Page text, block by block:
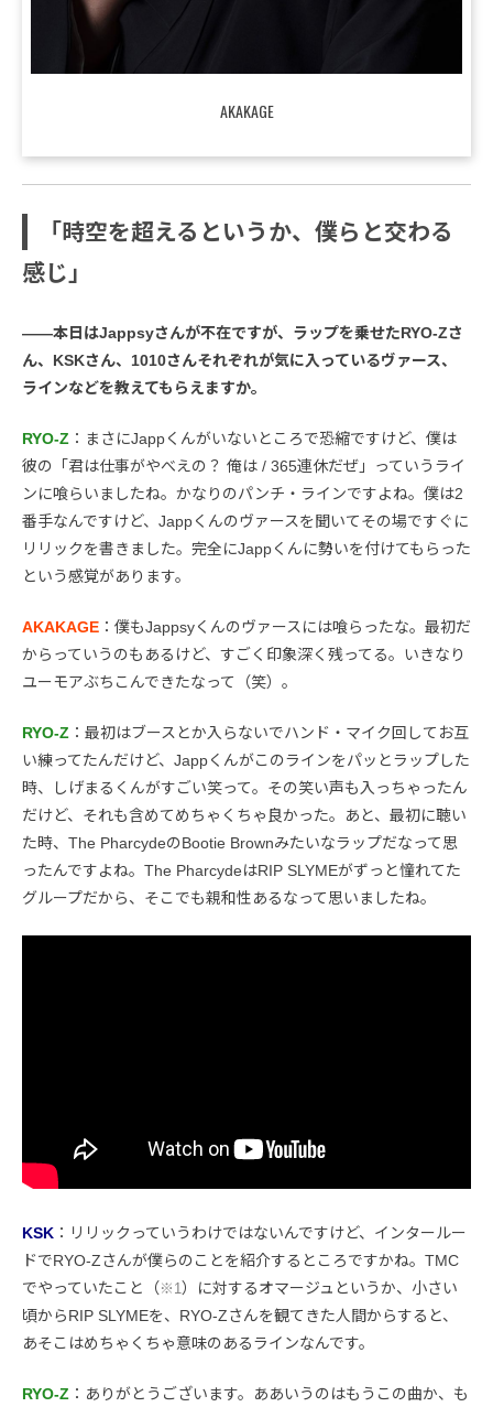
AKAKAGE
「時空を超えるというか、僕らと交わる
感じ」
――本日はJappsyさんが不在ですが、ラップを乗せたRYO-Zさ
ん、KSKさん、1010さんそれぞれが気に入っているヴァース、
ラインなどを教えてもらえますか。
RYO-Z ：まさにJappくんがいないところで恐縮ですけど、僕は
彼の「君は仕事がやべえの？ 俺は / 365連休だぜ」っていうライ
ンに喰らいましたね。かなりのパンチ・ラインですよね。僕は2
番手なんですけど、Jappくんのヴァースを聞いてその場ですぐに
リリックを書きました。完全にJappくんに勢いを付けてもらった
という感覚があります。
AKAKAGE ：僕もJappsyくんのヴァースには喰らったな。最初だ
からっていうのもあるけど、すごく印象深く残ってる。いきなり
ユーモアぶちこんできたなって（笑）。
RYO-Z ：最初はブースとか入らないでハンド・マイク回してお互
い練ってたんだけど、Jappくんがこのラインをパッとラップした
時、しげまるくんがすごい笑って。その笑い声も入っちゃったん
だけど、それも含めてめちゃくちゃ良かった。あと、最初に聴い
た時、The PharcydeのBootie Brownみたいなラップだなって思
ったんですよね。The PharcydeはRIP SLYMEがずっと憧れてた
グループだから、そこでも親和性あるなって思いましたね。
KSK ：リリックっていうわけではないんですけど、インタールー
ドでRYO-Zさんが僕らのことを紹介するところですかね。TMC
でやっていたこと（ ※1）に対するオマージュというか、小さい
頃からRIP SLYMEを、RYO-Zさんを観てきた人間からすると、
あそこはめちゃくちゃ意味のあるラインなんです。
RYO-Z ：ありがとうございます。ああいうのはもうこの曲か、も